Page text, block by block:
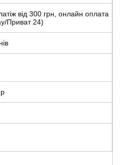
від 300 грн, онлайн оплата
Приват 24)